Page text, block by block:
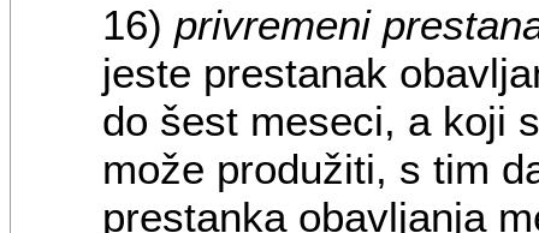
16) privremeni
jeste prestanak
do šest meseci, a koji
može produžiti, s tim
prestanka obavljanja